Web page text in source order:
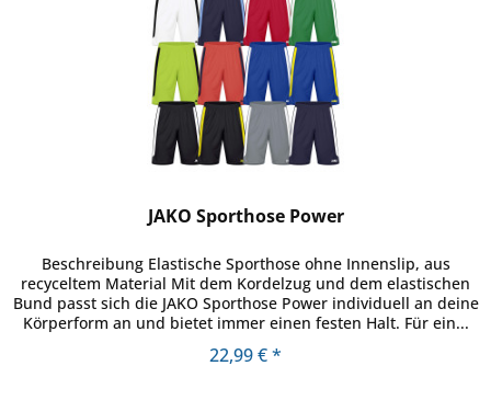
JAKO Sporthose Power
Beschreibung Elastische Sporthose ohne Innenslip, aus
recyceltem Material Mit dem Kordelzug und dem elastischen
Bund passt sich die JAKO Sporthose Power individuell an deine
Körperform an und bietet immer einen festen Halt. Für ein...
22,99 € *